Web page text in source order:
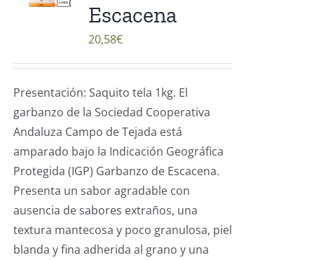
Escacena
20,58€
Presentación: Saquito tela 1kg. El
garbanzo de la Sociedad Cooperativa
Andaluza Campo de Tejada está
amparado bajo la Indicación Geográfica
Protegida (IGP) Garbanzo de Escacena.
Presenta un sabor agradable con
ausencia de sabores extraños, una
textura mantecosa y poco granulosa, piel
blanda y fina adherida al grano y una